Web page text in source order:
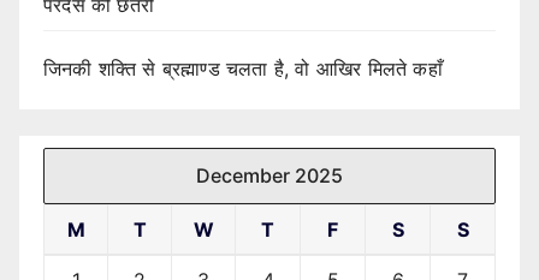
जिनकी शक्ति से ब्रह्माण्ड चलता है, वो आखिर मिलते कहाँ
December 2025
M T W T F S S